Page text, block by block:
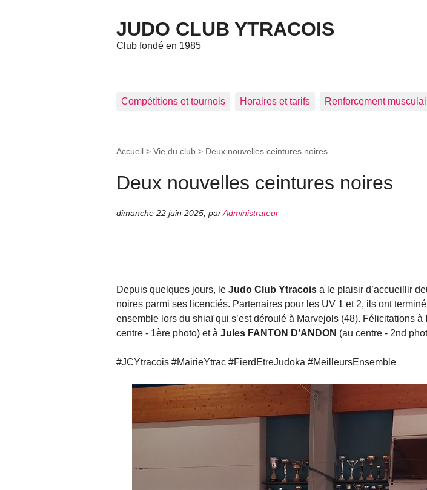
JUDO CLUB YTRACOIS
Club fondé en 1985
Compétitions et tournois Horaires et tarifs Renforcement
Accueil > Vie du club > Deux nouvelles ceintures noires
Deux nouvelles ceintures noires
dimanche 22 juin 2025 parAdministrateur
Depuis quelques jours, le Judo Club Ytracois a le plaisir d’accueillir
noires parmi ses licenciés. Partenaires pour les UV 1 et 2, ils ont
ensemble lors du shiaï qui s’est déroulé à Marvejols (48). Félicitations à
centre - 1ère photo) et à Jules FANTON D’ANDON (au centre - 2nd
#JCYtracois #MairieYtrac #FierdEtreJudoka #MeilleursEnsemble